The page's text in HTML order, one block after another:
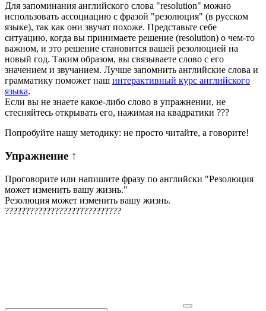
Для запоминания английского слова "resolution" можно
использовать ассоциацию с фразой "резолюция" (в русском
языке), так как они звучат похоже. Представьте себе
ситуацию, когда вы принимаете решение (resolution) о чем-то
важном, и это решение становится вашей резолюцией на
новый год. Таким образом, вы связываете слово с его
значением и звучанием. Лучше запомнить английские слова и
грамматику поможет наш интерактивный курс английского
языка.
Если вы не знаете какое-либо слово в упражнении, не
стесняйтесь открывать его, нажимая на квадратики ???
Попробуйте нашу методику: не просто читайте, а говорите!
Упражнение ↑
Проговорите или напишите фразу по английски "Резолюция
может изменить вашу жизнь."
Резолюция может изменить вашу жизнь.
????????????????????????????